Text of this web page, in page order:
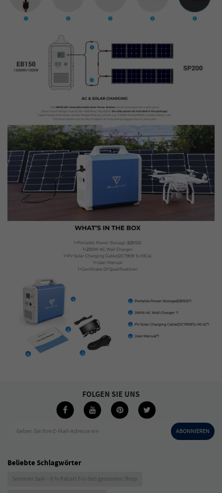
Geben Sie Ihre E-Mail-Adresse ein ABONNIEREN
FOLGEN SIE UNS
Beliebte Schlagwörter
Sommer Sale – 6 % Rabatt Für den gesamten Shop